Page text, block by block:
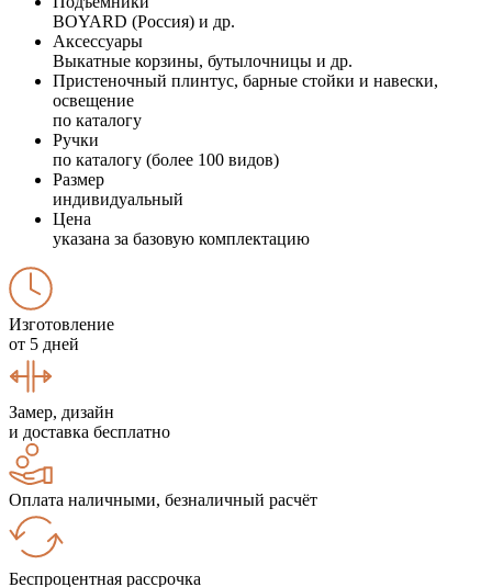
BOYARD (Россия) и др.
Аксессуары
Выкатные корзины, бутылочницы и др.
Пристеночный плинтус, барные стойки и навески,
освещение
по каталогу
Ручки
по каталогу (более 100 видов)
Размер
индивидуальный
Цена
указана за базовую комплектацию
Изготовление
от 5 дней
Замер, дизайн
и доставка бесплатно
Оплата наличными, безналичный расчёт
Беспроцентная рассрочка